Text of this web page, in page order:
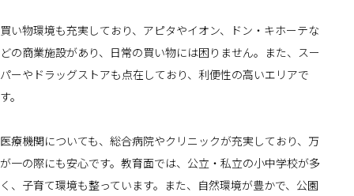
買い物環境も充実しており、アピタやイオン、ドン・キホーテな
どの商業施設があり、日常の買い物には困りません。また、スー
パーやドラッグストアも点在しており、利便性の高いエリアで
す。
医療機関についても、総合病院やクリニックが充実しており、万
が一の際にも安心です。教育面では、公立・私立の小中学校が多
く、子育て環境も整っています。また、自然環境が豊かで、公園